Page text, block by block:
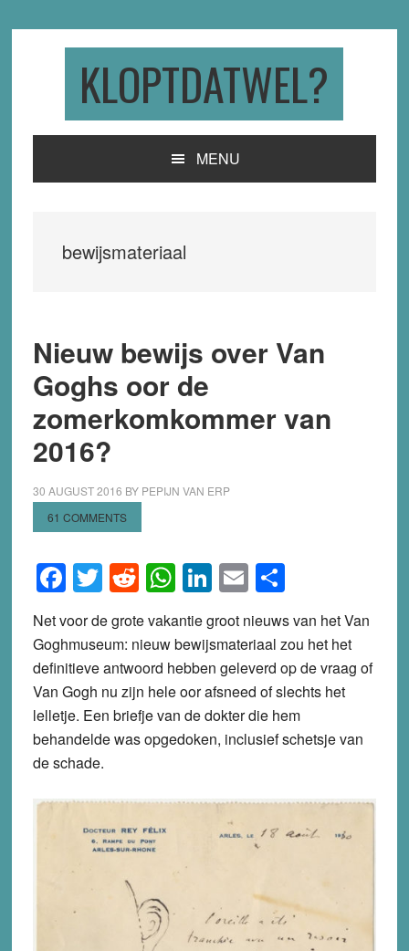
KLOPTDATWEL?
MENU
bewijsmateriaal
Nieuw bewijs over Van
Goghs oor de
zomerkomkommer van
2016?
30 AUGUST 2016 BY PEPIJN VAN ERP
61 COMMENTS
Facebook
Twitter
Reddit
WhatsApp
LinkedIn
EmailShare
Net voor de grote vakantie groot nieuws van het Van
Goghmuseum: nieuw bewijsmateriaal zou het het
definitieve antwoord hebben geleverd op de vraag of
Van Gogh nu zijn hele oor afsneed of slechts het
lelletje. Een briefje van de dokter die hem
behandelde was opgedoken, inclusief schetsje van
de schade.